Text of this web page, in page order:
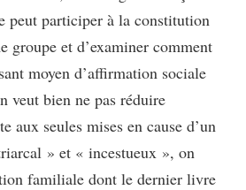
peut participer à la constitution
groupe et d’examiner comment
moyen d’affirmation sociale
veut bien ne pas réduire
aux seules mises en cause d’un
» et « incestueux », on
familiale dont le dernier livre